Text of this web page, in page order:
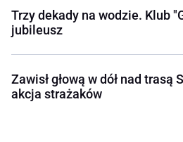
Trzy dekady na wodzie. Klub
jubileusz
Zawisł głową w dół nad trasą
akcja strażaków